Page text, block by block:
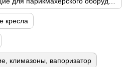
кресла
климазоны, вапоризатор